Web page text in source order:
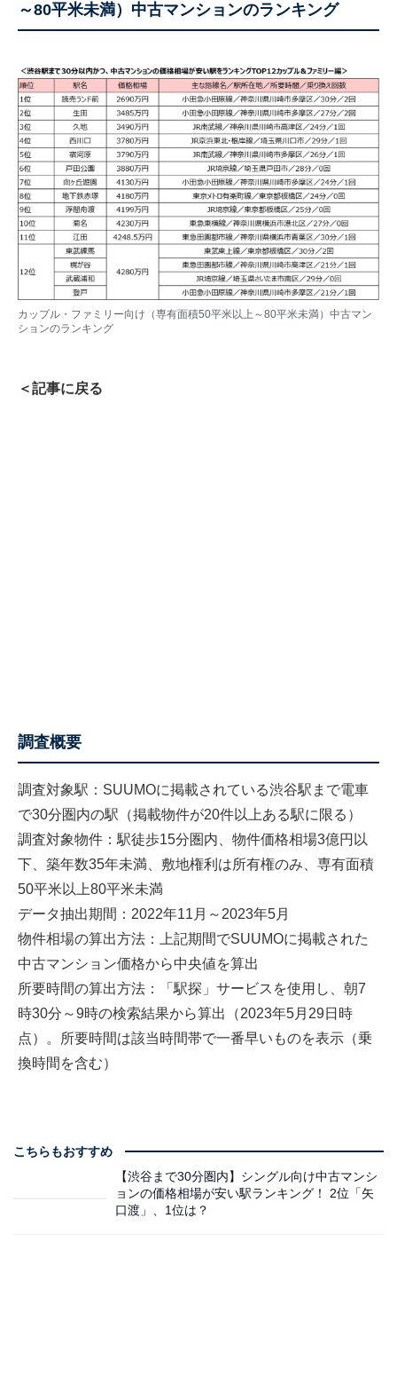
～80平米未満）中古マンションのランキング
カップル・ファミリー向け（専有面積50平米以上～80平米未満）中古マン
ションのランキング
＜記事に戻る
調査概要
調査対象駅：SUUMOに掲載されている渋谷駅まで電車
で30分圏内の駅（掲載物件が20件以上ある駅に限る）
調査対象物件：駅徒歩15分圏内、物件価格相場3億円以
下、築年数35年未満、敷地権利は所有権のみ、専有面積
50平米以上80平米未満
データ抽出期間：2022年11月～2023年5月
物件相場の算出方法：上記期間でSUUMOに掲載された
中古マンション価格から中央値を算出
所要時間の算出方法：「駅探」サービスを使用し、朝7
時30分～9時の検索結果から算出（2023年5月29日時
点）。所要時間は該当時間帯で一番早いものを表示（乗
換時間を含む）
こちらもおすすめ
【渋谷まで30分圏内】シングル向け中古マンシ
ョンの価格相場が安い駅ランキング！ 2位「矢
口渡」、1位は？